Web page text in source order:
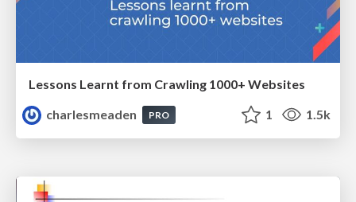
Lessons Learnt from Crawling 1000+ Websites
charlesmeaden
PRO 1 1.5k